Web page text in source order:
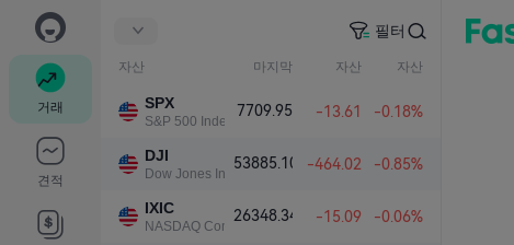
거래
견적
필터
자산 마지막 자산 자산
SPX
S&P 500 Index
7709.95 -13.61 -0.18%
DJI
Dow Jones Industrial Average
53885.10 -464.02 -0.85%
IXIC
NASDAQ Composite Index
26348.34 -15.09 -0.06%